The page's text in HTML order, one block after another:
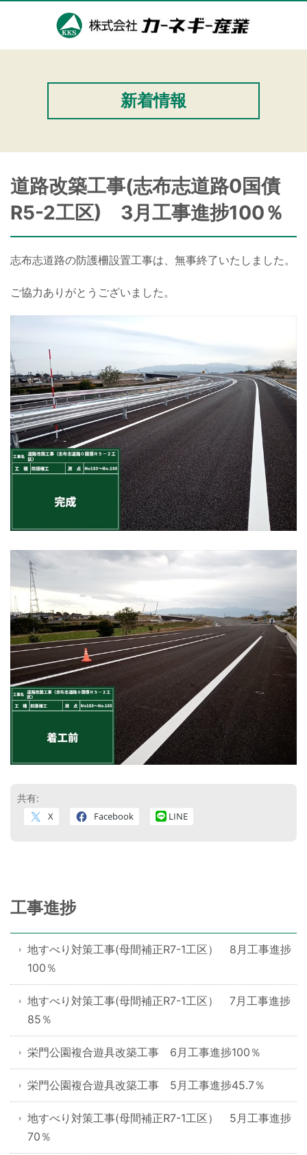
新着情報
道路改築工事(志布志道路0国債
R5-2工区) 3月工事進捗100％
志布志道路の防護柵設置工事は、無事終了いたしました。
ご協力ありがとうございました。
共有:
X Facebook LINE
工事進捗
地すべり対策工事(母間補正R7-1工区） 8月工事進捗
100％
地すべり対策工事(母間補正R7-1工区） 7月工事進捗
85％
栄門公園複合遊具改築工事 6月工事進捗100％
栄門公園複合遊具改築工事 5月工事進捗45.7％
地すべり対策工事(母間補正R7-1工区） 5月工事進捗
70％